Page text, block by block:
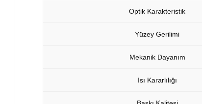
Optik Karakteristik
Yüzey Gerilimi
Mekanik Dayanım
Isı Kararlılığı